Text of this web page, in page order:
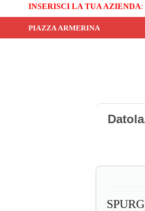
INSERISCI LA TUA AZIENDA:
PIAZZA ARMERINA